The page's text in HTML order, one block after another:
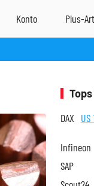
DAX US
Infineon
SAP